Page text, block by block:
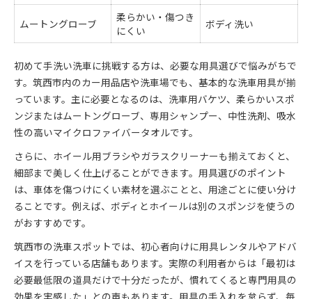
ムートングローブ
柔らかい・傷つき
にくい
ボディ洗い
初めて手洗い洗車に挑戦する方は、必要な用具選びで悩みがちで
す。筑西市内のカー用品店や洗車場でも、基本的な洗車用具が揃
っています。主に必要となるのは、洗車用バケツ、柔らかいスポ
ンジまたはムートングローブ、専用シャンプー、中性洗剤、吸水
性の高いマイクロファイバータオルです。
さらに、ホイール用ブラシやガラスクリーナーも揃えておくと、
細部まで美しく仕上げることができます。用具選びのポイント
は、車体を傷つけにくい素材を選ぶことと、用途ごとに使い分け
ることです。例えば、ボディとホイールは別のスポンジを使うの
がおすすめです。
筑西市の洗車スポットでは、初心者向けに用具レンタルやアドバ
イスを行っている店舗もあります。実際の利用者からは「最初は
必要最低限の道具だけで十分だったが、慣れてくると専門用具の
効果を実感した」との声もあります。用具の手入れを怠らず、毎